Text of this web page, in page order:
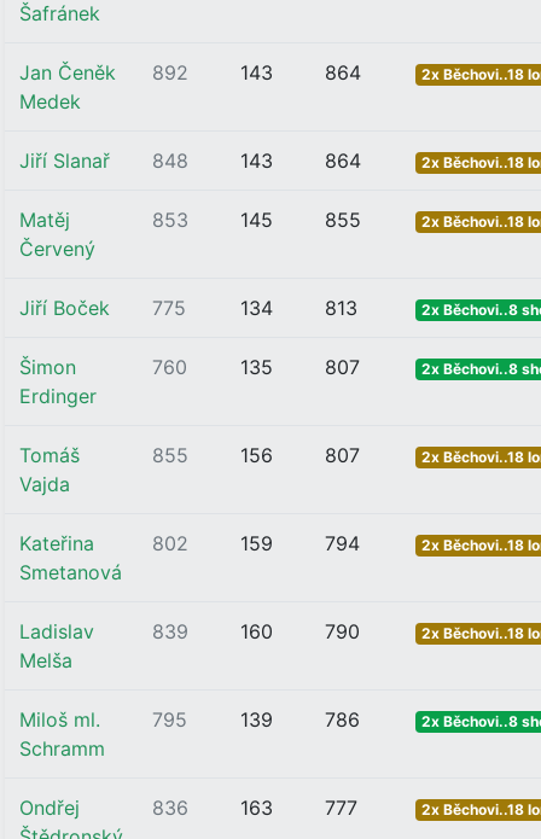
Šafránek
Jan Čeněk
Medek
892 143 864 2x Běchovi..18
Jiří Slanař 848 143 864 2x Běchovi..18
Matěj
Červený
853 145 855 2x Běchovi..18
Jiří Boček 775 134 813 2x Běchovi..8
Šimon
Erdinger
760 135 807 2x Běchovi..8
Tomáš
Vajda
855 156 807 2x Běchovi..18
Kateřina
Smetanová
802 159 794 2x Běchovi..18
Ladislav
Melša
839 160 790 2x Běchovi..18
Miloš ml.
Schramm
795 139 786 2x Běchovi..8
Ondřej
836 163 777 2x Běchovi..18